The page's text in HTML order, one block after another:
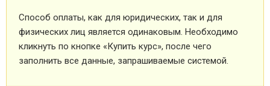
Способ оплаты, как для юридических, так и для
физических лиц является одинаковым. Необходимо
кликнуть по кнопке «Купить курс», после чего
заполнить все данные, запрашиваемые системой.